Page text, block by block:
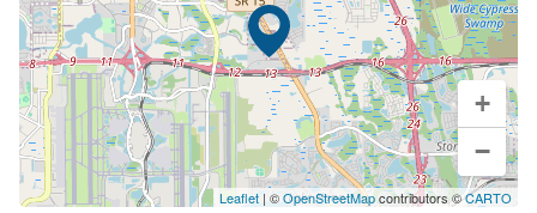
+
−
Leaflet | ©OpenStreetMapcontributors ©CARTO